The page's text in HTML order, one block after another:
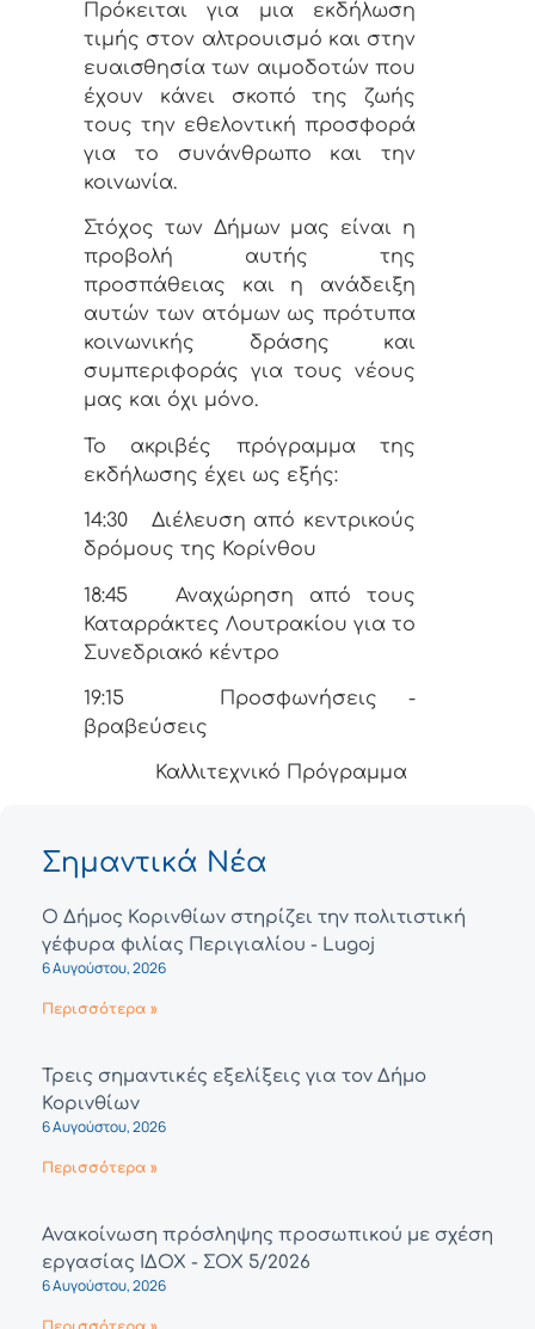
Πρόκειται για μια εκδήλωση
τιμής στον αλτρουισμό και στην
ευαισθησία των αιμοδοτών που
έχουν κάνει σκοπό της ζωής
τους την εθελοντική προσφορά
για το συνάνθρωπο και την
κοινωνία.
Στόχος των Δήμων μας είναι η
προβολή αυτής της
προσπάθειας και η ανάδειξη
αυτών των ατόμων ως πρότυπα
κοινωνικής δράσης και
συμπεριφοράς για τους νέους
μας και όχι μόνο.
Το ακριβές πρόγραμμα της
εκδήλωσης έχει ως εξής:
14:30
Διέλευση από κεντρικούς
δρόμους της Κορίνθου
18:45
Αναχώρηση από τους
Καταρράκτες Λουτρακίου για το
Συνεδριακό κέντρο
19:15
Προσφωνήσεις -
βραβεύσεις
Καλλιτεχνικό Πρόγραμμα
Σημαντικά Νέα
Ο Δήμος Κορινθίων στηρίζει την πολιτιστική
γέφυρα φιλίας Περιγιαλίου - Lugoj
6 Αυγούστου, 2026
Περισσότερα »
Τρεις σημαντικές εξελίξεις για τον Δήμο
Κορινθίων
6 Αυγούστου, 2026
Περισσότερα »
Ανακοίνωση πρόσληψης προσωπικού με σχέση
εργασίας ΙΔΟΧ - ΣΟΧ 5/2026
6 Αυγούστου, 2026